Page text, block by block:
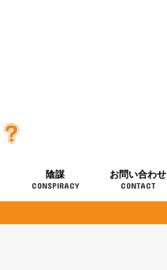
陰謀
CONSPIRACY
お問い合わせ
CONTACT